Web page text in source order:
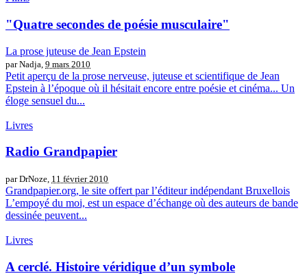
"Quatre secondes de poésie musculaire"
La prose juteuse de Jean Epstein
par Nadja, 9 mars 2010
Petit aperçu de la prose nerveuse, juteuse et scientifique de Jean
Epstein à l’époque où il hésitait encore entre poésie et cinéma... Un
éloge sensuel du...
Livres
Radio Grandpapier
par DrNoze, 11 février 2010
Grandpapier.org, le site offert par l’éditeur indépendant Bruxellois
L’empoyé du moi, est un espace d’échange où des auteurs de bande
dessinée peuvent...
Livres
A cerclé. Histoire véridique d’un symbole